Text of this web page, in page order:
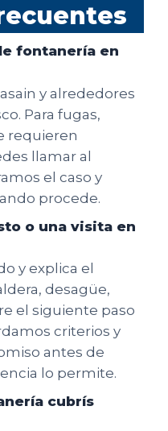
fontanería en
y alrededores
Para fugas,
requieren
llamar al
el caso y
procede.
o una visita en
y explica el
desagüe,
el siguiente paso
criterios y
antes de
lo permite.
cubrís